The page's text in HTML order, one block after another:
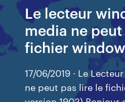
Le lecteur
media ne
fichier
17/06/2019 · Le
ne peut pas lire le